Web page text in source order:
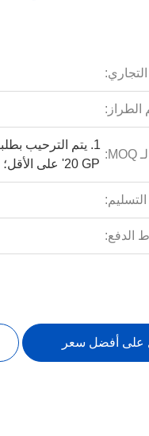
التجاري:
الطراز:
الـ MOQ:
20 ​​GP' على الأقل؛ 3. النماذج المختلطة مقبولة
الدفع:
على أفضل سعر